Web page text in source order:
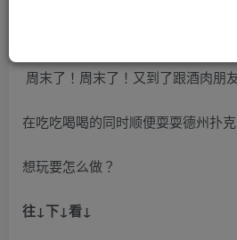
周末了！周末了！又到了跟酒肉朋
在吃吃喝喝的同时顺便耍耍德州扑
想玩要怎么做？
往↓下↓看↓